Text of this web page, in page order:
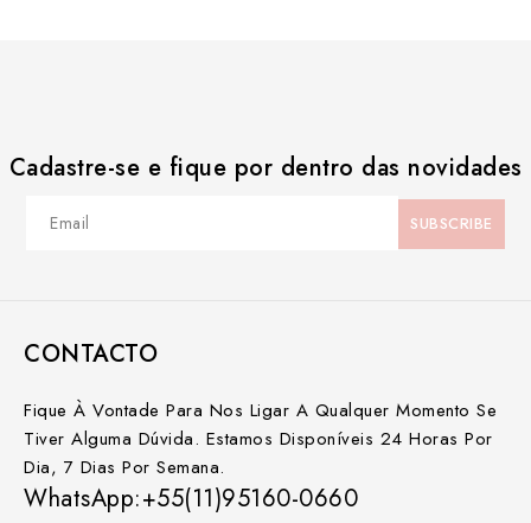
Cadastre-se e fique por dentro das novidades
CONTACTO
Fique À Vontade Para Nos Ligar A Qualquer Momento Se
Tiver Alguma Dúvida. Estamos Disponíveis 24 Horas Por
Dia, 7 Dias Por Semana.
WhatsApp:+55(11)95160-0660